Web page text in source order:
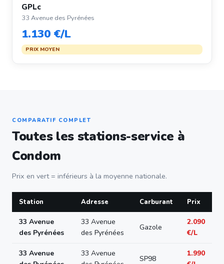
GPLc
33 Avenue des Pyrénées
1.130 €/L
PRIX MOYEN
COMPARATIF COMPLET
Toutes les stations-service à
Condom
Prix en vert = inférieurs à la moyenne nationale.
Station Adresse Carburant Prix
33 Avenue
des Pyrénées
33 Avenue
des Pyrénées
Gazole
2.090
€/L
33 Avenue
33 Avenue
SP98
1.990